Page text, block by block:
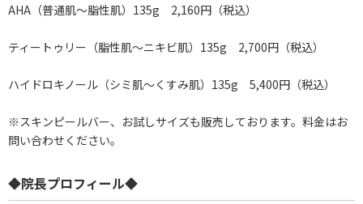
AHA（普通肌～脂性肌）135g 2,160円（税込）
ティートゥリー（脂性肌～ニキビ肌）135g 2,700円（税込）
ハイドロキノール（シミ肌～くすみ肌）135g 5,400円（税込）
※スキンピールバー、お試しサイズも販売しております。料金はお
問い合わせください。
◆院長プロフィール◆